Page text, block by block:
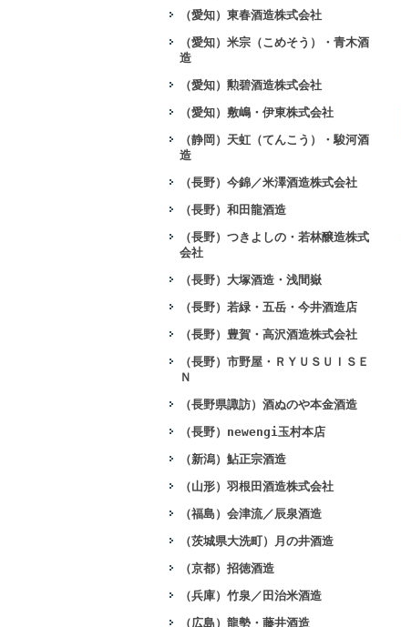
（愛知）東春酒造株式会社
（愛知）米宗（こめそう）・青木酒
造
（愛知）勲碧酒造株式会社
（愛知）敷嶋・伊東株式会社
（静岡）天虹（てんこう）・駿河酒
造
（長野）今錦／米澤酒造株式会社
（長野）和田龍酒造
（長野）つきよしの・若林醸造株式
会社
（長野）大塚酒造・浅間嶽
（長野）若緑・五岳・今井酒造店
（長野）豊賀・高沢酒造株式会社
（長野）市野屋・ＲＹＵＳＵＩＳＥ
Ｎ
（長野県諏訪）酒ぬのや本金酒造
（長野）newengi玉村本店
（新潟）鮎正宗酒造
（山形）羽根田酒造株式会社
（福島）会津流／辰泉酒造
（茨城県大洗町）月の井酒造
（京都）招徳酒造
（兵庫）竹泉／田治米酒造
（広島）龍勢・藤井酒造